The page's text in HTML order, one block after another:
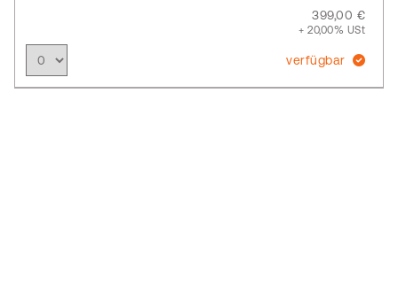
399,00 €
+ 20,00% USt
verfügbar